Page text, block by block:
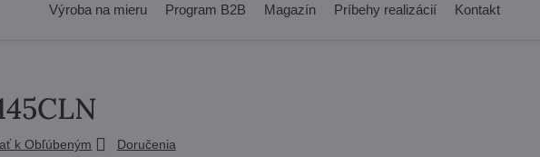
Výroba na mieru Program B2B Magazín Príbehy realizácií Kontakt
k Obľúbeným Doručenia